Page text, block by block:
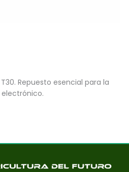
Repuesto esencial para la